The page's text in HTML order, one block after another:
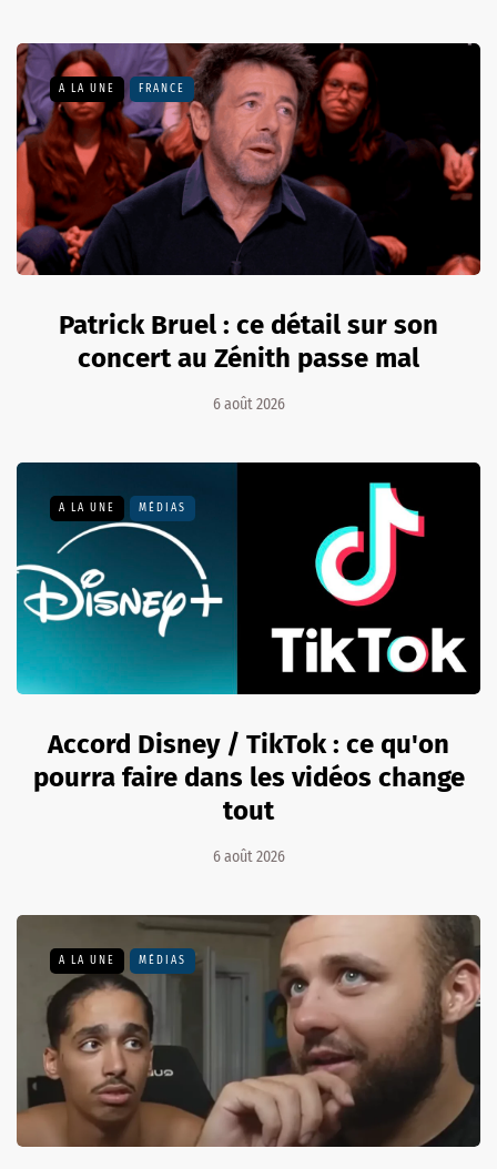
A LA UNE FRANCE
Patrick Bruel : ce détail sur son
concert au Zénith passe mal
6 août 2026
A LA UNE MÉDIAS
Accord Disney / TikTok : ce qu'on
pourra faire dans les vidéos change
tout
6 août 2026
A LA UNE MÉDIAS